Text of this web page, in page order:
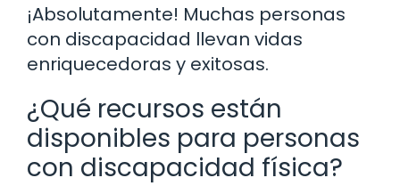
¡Absolutamente! Muchas personas
con discapacidad llevan vidas
enriquecedoras y exitosas.
¿Qué recursos están
disponibles para personas
con discapacidad física?